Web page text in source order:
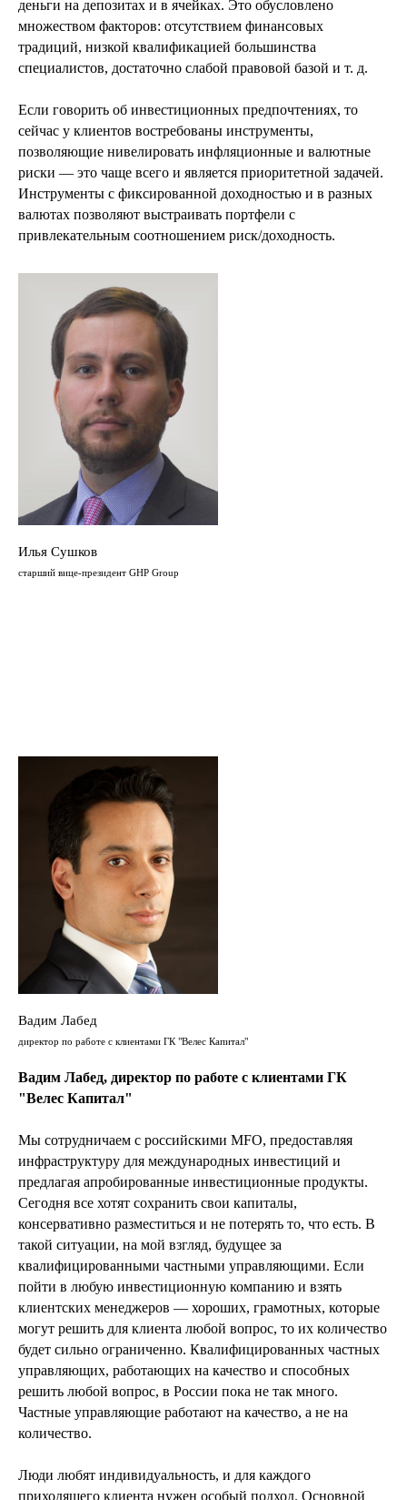
деньги на депозитах и в ячейках. Это обусловлено
множеством факторов: отсутствием финансовых
традиций, низкой квалификацией большинства
специалистов, достаточно слабой правовой базой и т. д.
Если говорить об инвестиционных предпочтениях, то
сейчас у клиентов востребованы инструменты,
позволяющие нивелировать инфляционные и валютные
риски — это чаще всего и является приоритетной задачей.
Инструменты с фиксированной доходностью и в разных
валютах позволяют выстраивать портфели с
привлекательным соотношением риск/доходность.
Илья Сушков
старший вице-президент GHP Group
Вадим Лабед
директор по работе с клиентами ГК "Велес Капитал"
Вадим Лабед, директор по работе с клиентами ГК
"Велес Капитал"
Мы сотрудничаем с российскими MFO, предоставляя
инфраструктуру для международных инвестиций и
предлагая апробированные инвестиционные продукты.
Сегодня все хотят сохранить свои капиталы,
консервативно разместиться и не потерять то, что есть. В
такой ситуации, на мой взгляд, будущее за
квалифицированными частными управляющими. Если
пойти в любую инвестиционную компанию и взять
клиентских менеджеров — хороших, грамотных, которые
могут решить для клиента любой вопрос, то их количество
будет сильно ограниченно. Квалифицированных частных
управляющих, работающих на качество и способных
решить любой вопрос, в России пока не так много.
Частные управляющие работают на качество, а не на
количество.
Люди любят индивидуальность, и для каждого
приходящего клиента нужен особый подход. Основной